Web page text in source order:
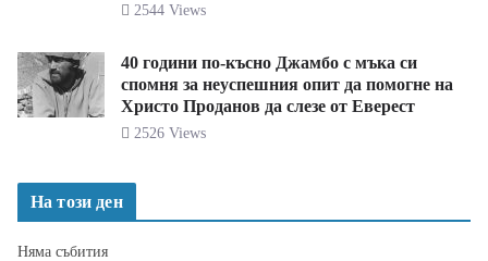
2544 Views
40 години по-късно Джамбо с мъка си
спомня за неуспешния опит да помогне на
Христо Проданов да слезе от Еверест
2526 Views
На този ден
Няма събития